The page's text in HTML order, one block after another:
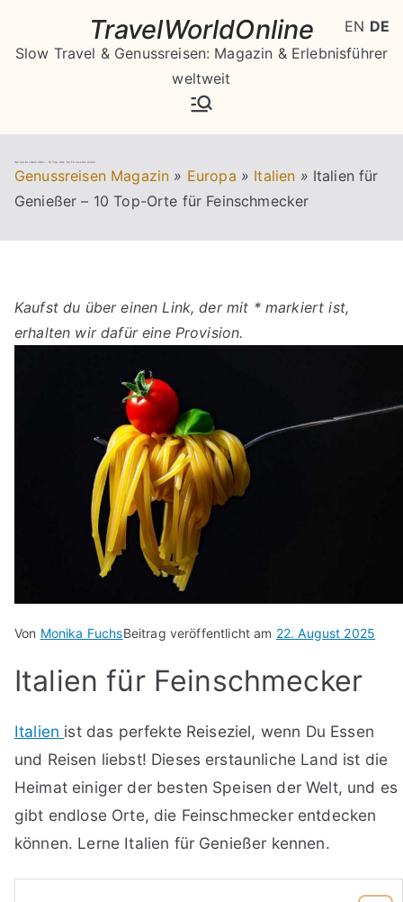
springen
TravelWorldOnline
Slow Travel & Genussreisen: Magazin & Erlebnisführer
weltweit
Italien für Genießer – 10 Top-Orte für Feinschmecker
Genussreisen Magazin » Europa » Italien » Italien für
Genießer – 10 Top-Orte für Feinschmecker
Kaufst du über einen Link, der mit * markiert ist,
erhalten wir dafür eine Provision.
Von Monika FuchsBeitrag veröffentlicht am 22. August 2025
Italien für Feinschmecker
Italien ist das perfekte Reiseziel, wenn Du Essen
und Reisen liebst! Dieses erstaunliche Land ist die
Heimat einiger der besten Speisen der Welt, und es
gibt endlose Orte, die Feinschmecker entdecken
können. Lerne Italien für Genießer kennen.
EN DE